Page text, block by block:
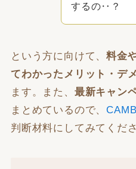
するの‥？
という方に向けて、料金
てわかったメリット・デ
ます。また、 最新キャン
まとめているので、
判断材料にしてみてくだ